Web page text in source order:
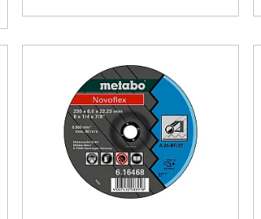
616448000